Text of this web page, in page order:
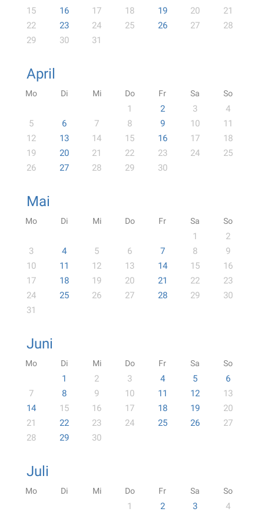
15
16 17 18 19 20
21
22
23 24 25 26 27
28
29
30 31
April
Mo Di Mi Do Fr Sa So
1 2 3
4
5
6 7 8 9 10
11
12
13 14 15 16 17
18
19
20 21 22 23 24
25
26
27 28 29 30
Mai
Mo Di Mi Do Fr Sa So
1
2
3
4 5 6 7 8
9
10
11 12 13 14 15
16
17
18 19 20 21 22
23
24
25 26 27 28 29
30
31
Juni
Mo Di Mi Do Fr Sa So
1 2 3 4 5
6
7
8 9 10 11 12
13
14
15 16 17 18 19
20
21
22 23 24 25 26
27
28
29 30
Juli
Mo Di Mi Do Fr Sa So
1 2 3
4